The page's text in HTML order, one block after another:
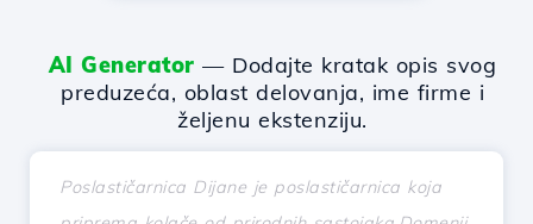
AI Generator — Dodajte kratak opis svog
preduzeća, oblast delovanja, ime firme i
željenu ekstenziju.